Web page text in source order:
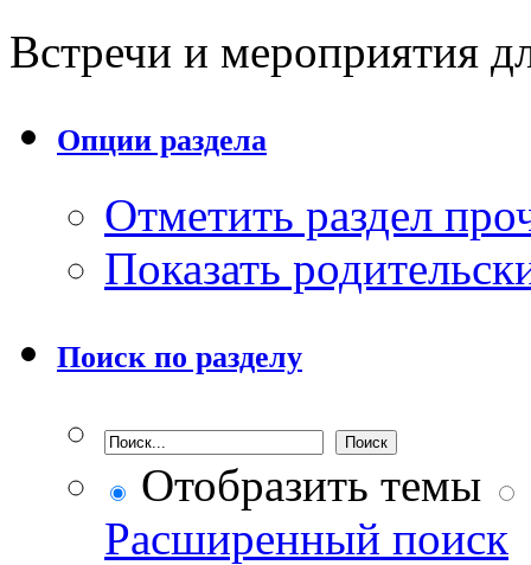
Встречи и мероприятия
Опции раздела
Отметить раздел
Показать
Поиск по разделу
Отобразить темы
Расширенный поиск